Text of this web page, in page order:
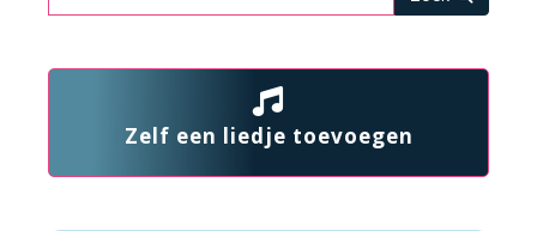
Zelf een liedje toevoegen